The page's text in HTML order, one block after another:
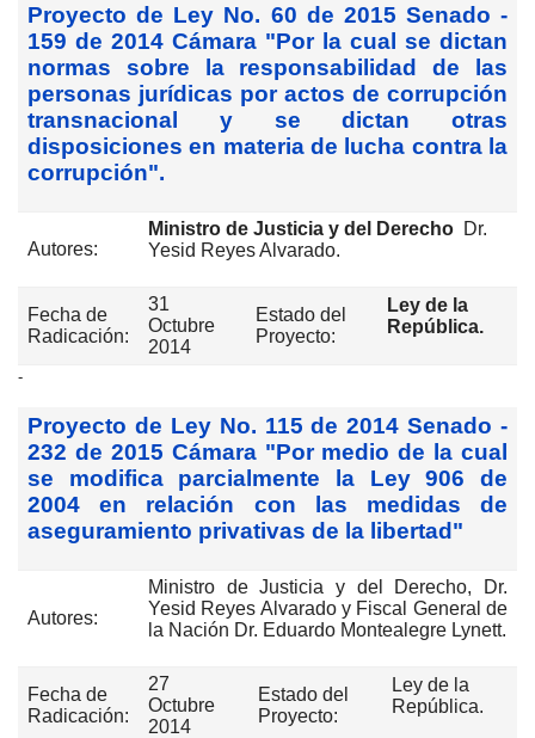
Proyecto de Ley No. 60 de 2015 Senado -
159 de 2014 Cámara "Por la cual se dictan
normas sobre la responsabilidad de las
personas jurídicas por actos de corrupción
transnacional y se dictan otras
disposiciones en materia de lucha contra la
corrupción".
Autores:
Ministro de Justicia y del Derecho Dr.
Yesid Reyes Alvarado.
Fecha de
Radicación:
31
Octubre
2014
Estado del
Proyecto:
Ley de la
República.
-
Proyecto de Ley No. 115 de 2014 Senado -
232 de 2015 Cámara "Por medio de la cual
se modifica parcialmente la Ley 906 de
2004 en relación con las medidas de
aseguramiento privativas de la libertad"
Autores:
Ministro de Justicia y del Derecho, Dr.
Yesid Reyes Alvarado y Fiscal General de
la Nación Dr. Eduardo Montealegre Lynett.
Fecha de
Radicación:
27
Octubre
2014
Estado del
Proyecto:
Ley de la
República.